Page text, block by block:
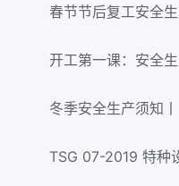
春节节后复工安全
开工第一课：安全
冬季安全生产须知
TSG 07-2019 特种